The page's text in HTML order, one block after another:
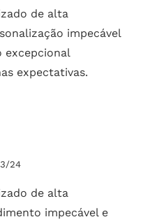
de alta
impecável
excepcional
expectativas.
24
de alta
impecável e